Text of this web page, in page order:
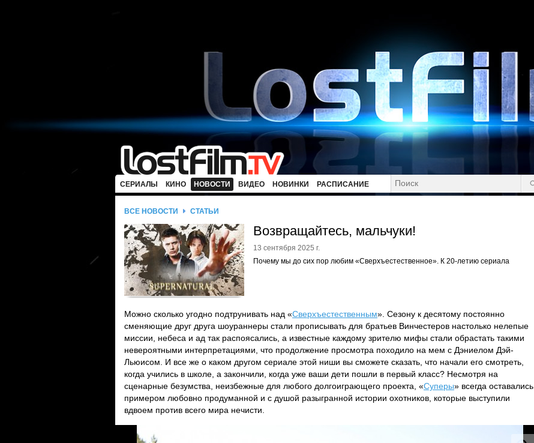
СЕРИАЛЫ КИНО НОВОСТИ ВИДЕО НОВИНКИ РАСПИСАНИЕ
ВСЕ НОВОСТИ СТАТЬИ
Возвращайтесь, мальчуки!
13 сентября 2025 г.
Почему мы до сих пор любим «Сверхъестественное». К 20-летию сериала
Можно сколько угодно подтрунивать над «Сверхъестественным». Сезону к десятому постоянно
сменяющие друг друга шоураннеры стали прописывать для братьев Винчестеров настолько нелепые
миссии, небеса и ад так распоясались, а известные каждому зрителю мифы стали обрастать такими
невероятными интерпретациями, что продолжение просмотра походило на мем с Дэниелом Дэй-
Льюисом. И все же о каком другом сериале этой ниши вы сможете сказать, что начали его смотреть,
когда учились в школе, а закончили, когда уже ваши дети пошли в первый класс? Несмотря на
сценарные безумства, неизбежные для любого долгоиграющего проекта, «Суперы» всегда оставались
примером любовно продуманной и с душой разыгранной истории охотников, которые выступили
вдвоем против всего мира нечисти.